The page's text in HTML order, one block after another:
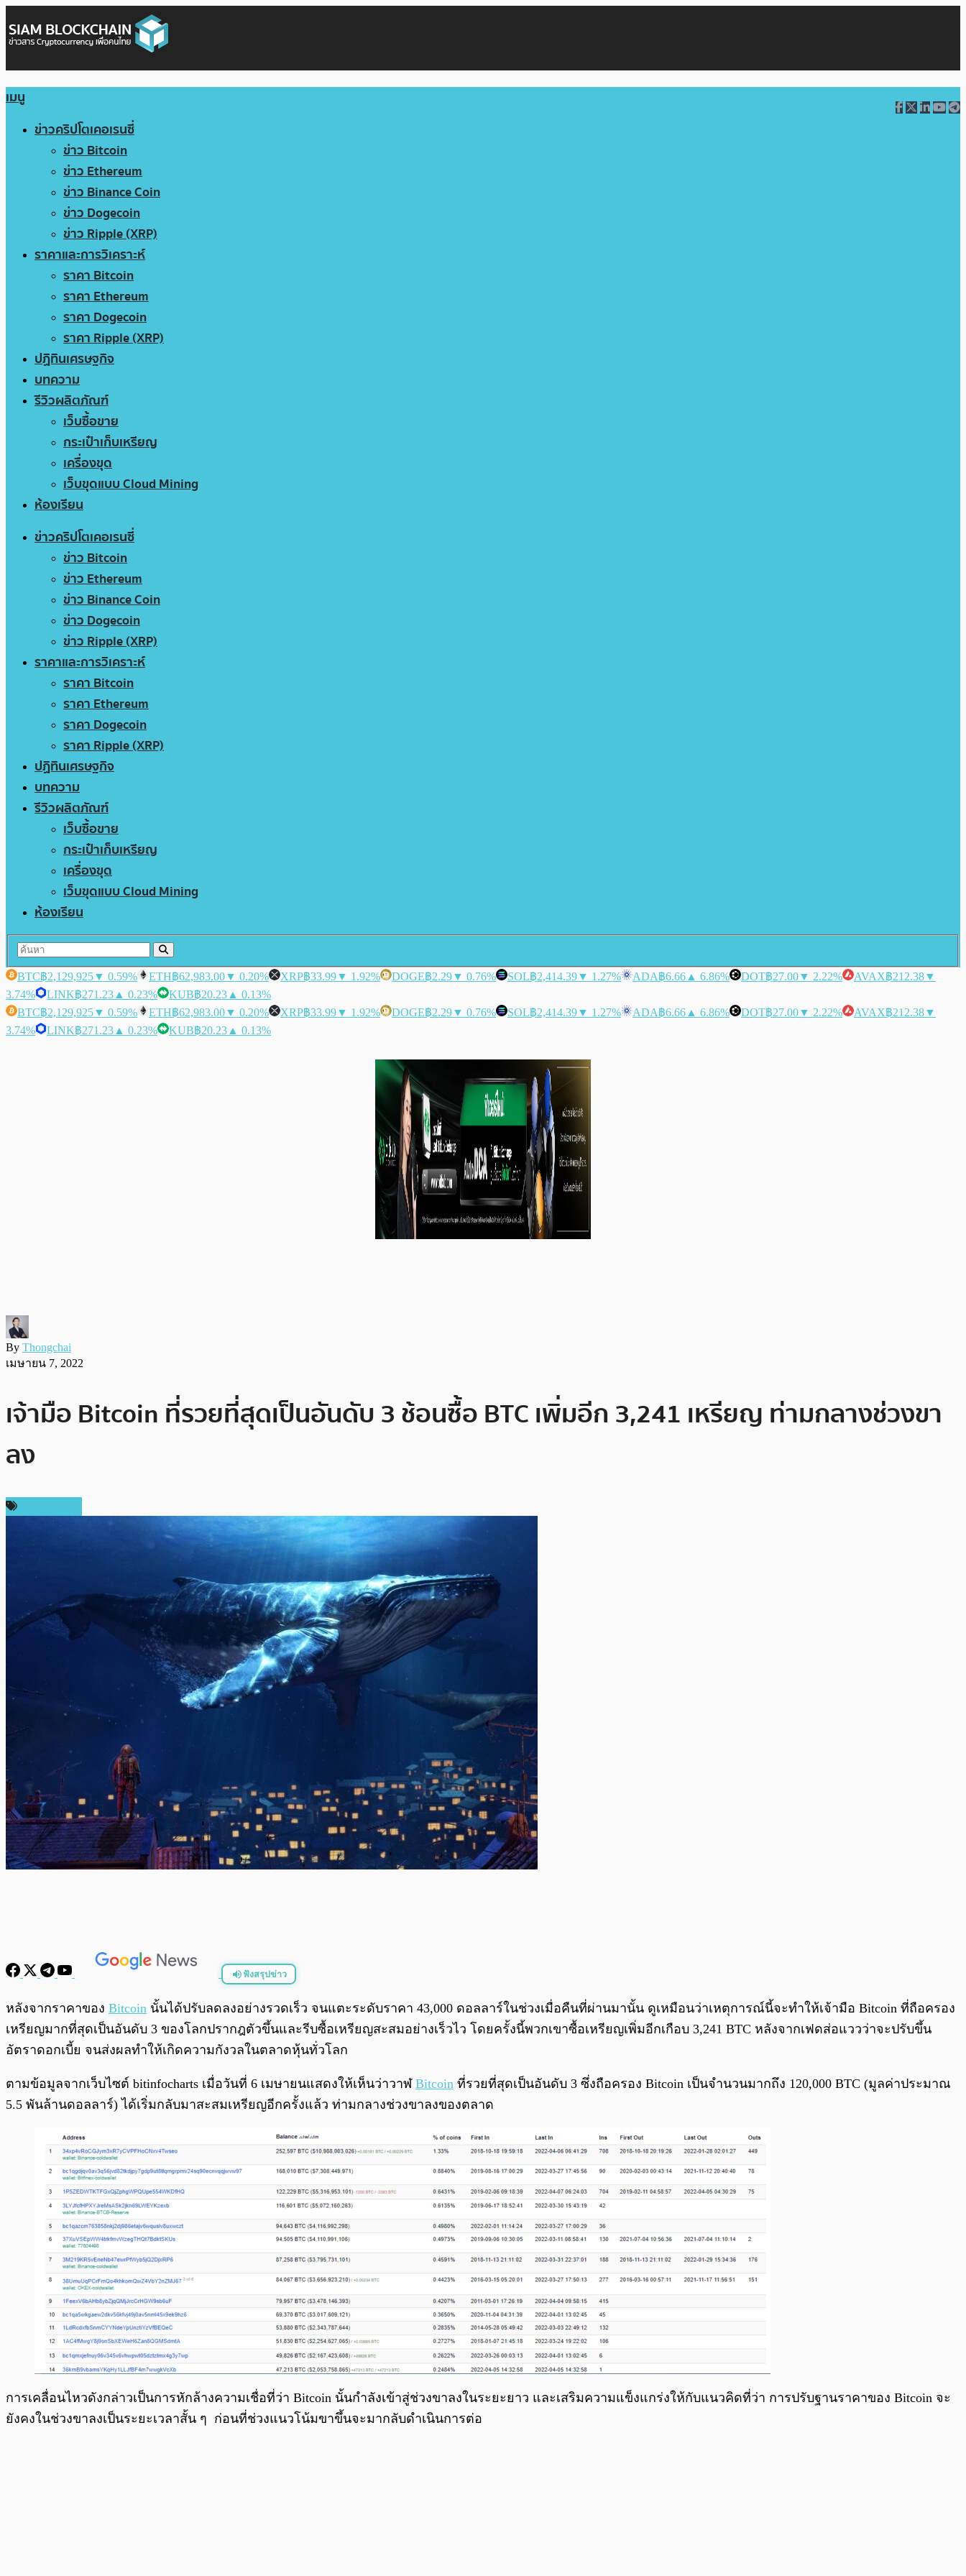
เมนู
ข่าวคริปโตเคอเรนซี่
ข่าว Bitcoin
ข่าว Ethereum
ข่าว Binance Coin
ข่าว Dogecoin
ข่าว Ripple (XRP)
ราคาและการวิเคราะห์
ราคา Bitcoin
ราคา Ethereum
ราคา Dogecoin
ราคา Ripple (XRP)
ปฏิทินเศรษฐกิจ
บทความ
รีวิวผลิตภัณฑ์
เว็บซื้อขาย
กระเป๋าเก็บเหรียญ
เครื่องขุด
เว็บขุดแบบ Cloud Mining
ห้องเรียน
ข่าวคริปโตเคอเรนซี่
ข่าว Bitcoin
ข่าว Ethereum
ข่าว Binance Coin
ข่าว Dogecoin
ข่าว Ripple (XRP)
ราคาและการวิเคราะห์
ราคา Bitcoin
ราคา Ethereum
ราคา Dogecoin
ราคา Ripple (XRP)
ปฏิทินเศรษฐกิจ
บทความ
รีวิวผลิตภัณฑ์
เว็บซื้อขาย
กระเป๋าเก็บเหรียญ
เครื่องขุด
เว็บขุดแบบ Cloud Mining
ห้องเรียน
BTC฿2,129,925▼ 0.59% ETH฿62,983.00▼ 0.20% XRP฿33.99▼ 1.92% DOGE฿2.29▼ 0.76% SOL฿2,414.39▼ 1.27% ADA฿6.66 ▲ 6.86% DOT฿27.00▼ 2.22% AVAX฿212.38▼
3.74%
LINK฿271.23 ▲ 0.23% KUB฿20.23 ▲ 0.13%
BTC฿2,129,925▼ 0.59% ETH฿62,983.00▼ 0.20% XRP฿33.99▼ 1.92% DOGE฿2.29▼ 0.76% SOL฿2,414.39▼ 1.27% ADA฿6.66 ▲ 6.86% DOT฿27.00▼ 2.22% AVAX฿212.38▼
3.74%
LINK฿271.23 ▲ 0.23% KUB฿20.23 ▲ 0.13%
By Thongchai
เมษายน 7, 2022
เจ้ามือ Bitcoin ที่รวยที่สุดเป็นอันดับ 3 ช้อนซื้อ BTC เพิ่มอีก 3,241 เหรียญ ท่ามกลางช่วงขา
ลง
ฟังสรุปข่าว
0:00 / 0:00
หลังจากราคาของ Bitcoin นั้นได้ปรับลดลงอย่างรวดเร็ว จนแตะระดับราคา 43,000 ดอลลาร์ในช่วงเมื่อคืนที่ผ่านมานั้น ดูเหมือนว่าเหตุการณ์นี้จะทำให้เจ้ามือ Bitcoin ที่ถือครอง
เหรียญมากที่สุดเป็นอันดับ 3 ของโลกปรากฎตัวขึ้นและรีบซื้อเหรียญสะสมอย่างเร็วไว โดยครั้งนี้พวกเขาซื้อเหรียญเพิ่มอีกเกือบ 3,241 BTC หลังจากเฟดส่อแววว่าจะปรับขึ้น
อัตราดอกเบี้ย จนส่งผลทำให้เกิดความกังวลในตลาดหุ้นทั่วโลก
ตามข้อมูลจากเว็บไซต์ bitinfocharts เมื่อวันที่ 6 เมษายนแสดงให้เห็นว่าวาฬ Bitcoin ที่รวยที่สุดเป็นอันดับ 3 ซึ่งถือครอง Bitcoin เป็นจำนวนมากถึง 120,000 BTC (มูลค่าประมาณ
5.5 พันล้านดอลลาร์) ได้เริ่มกลับมาสะสมเหรียญอีกครั้งแล้ว ท่ามกลางช่วงขาลงของตลาด
การเคลื่อนไหวดังกล่าวเป็นการหักล้างความเชื่อที่ว่า Bitcoin นั้นกำลังเข้าสู่ช่วงขาลงในระยะยาว และเสริมความแข็งแกร่งให้กับแนวคิดที่ว่า การปรับฐานราคาของ Bitcoin จะ
ยังคงในช่วงขาลงเป็นระยะเวลาสั้น ๆ ก่อนที่ช่วงแนวโน้มขาขึ้นจะมากลับดำเนินการต่อ